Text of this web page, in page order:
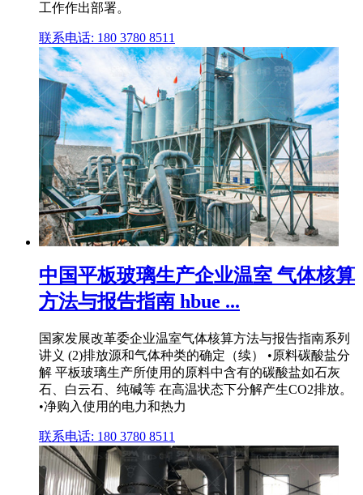
工作作出部署。
联系电话: 180 3780 8511
中国平板玻璃生产企业温室 气体核算
方法与报告指南 hbue ...
国家发展改革委企业温室气体核算方法与报告指南系列
讲义 (2)排放源和气体种类的确定（续） •原料碳酸盐分
解 平板玻璃生产所使用的原料中含有的碳酸盐如石灰
石、白云石、纯碱等 在高温状态下分解产生CO2排放。
•净购入使用的电力和热力
联系电话: 180 3780 8511